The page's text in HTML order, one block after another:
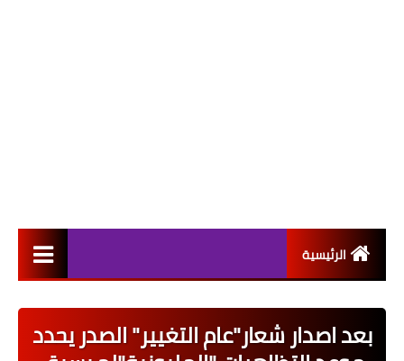
الرئيسية
اخبار القطاع العام
بعد اصدار شعار"عام التغيير" الصدر يحدد